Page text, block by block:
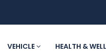
VEHICLE HEALTH &